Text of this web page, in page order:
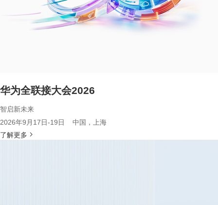
华为全联接大会2026
智启新未来
2026年9月17日-19日 中国，上海
了解更多